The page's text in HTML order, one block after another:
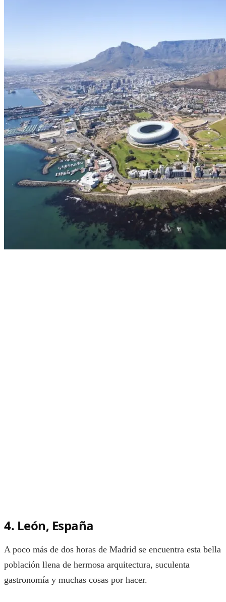
4. León, España
A poco más de dos horas de Madrid se encuentra esta bella
población llena de hermosa arquitectura, suculenta
gastronomía y muchas cosas por hacer.